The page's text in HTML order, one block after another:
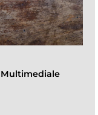
Multimediale